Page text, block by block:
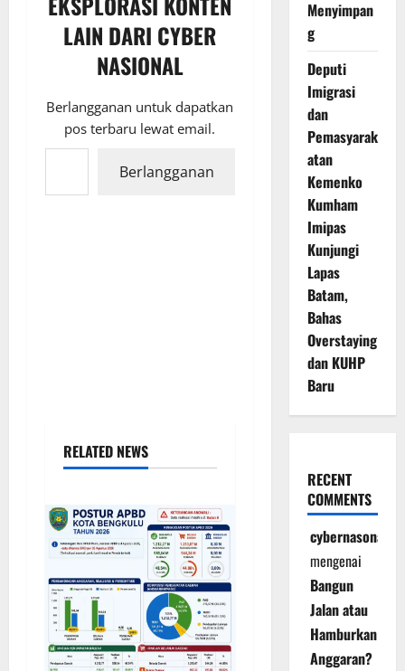
LAIN DARI CYBER
NASIONAL
Berlangganan untuk dapatkan
pos terbaru lewat email.
Ketikkan email Anda...
Berlangganan
RELATED NEWS
Menyimpan
g
Deputi
Imigrasi
dan
Pemasyarak
atan
Kemenko
Kumham
Imipas
Kunjungi
Lapas
Batam,
Bahas
Overstaying
dan KUHP
Baru
RECENT
COMMENTS
cybernasonal
mengenai
Bangun
Jalan atau
Hamburkan
Anggaran?